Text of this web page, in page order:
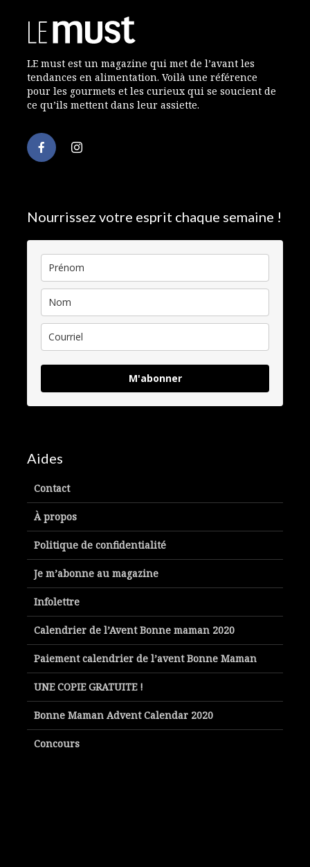
LE must est un magazine qui met de l’avant les
tendances en alimentation. Voilà une référence
pour les gourmets et les curieux qui se soucient de
ce qu’ils mettent dans leur assiette.
Nourrissez votre esprit chaque semaine !
M'abonner
Aides
Contact
À propos
Politique de confidentialité
Je m’abonne au magazine
Infolettre
Calendrier de l’Avent Bonne maman 2020
Paiement calendrier de l’avent Bonne Maman
UNE COPIE GRATUITE !
Bonne Maman Advent Calendar 2020
Concours